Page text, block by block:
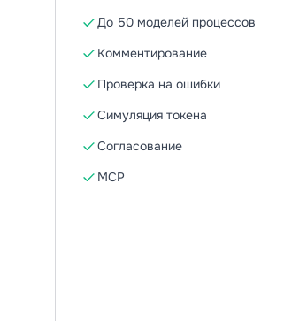
До 50 моделей процессов
Комментирование
Проверка на ошибки
Симуляция токена
Согласование
MCP